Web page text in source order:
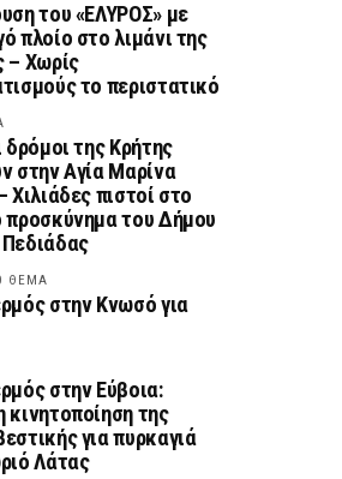
του «ΕΛΥΡΟΣ» με
πλοίο στο λιμάνι της
– Χωρίς
το περιστατικό
δρόμοι της Κρήτης
στην Αγία Μαρίνα
Χιλιάδες πιστοί στο
προσκύνημα του Δήμου
ΘΕΜΑ
στην Κνωσό για
στην Εύβοια:
κινητοποίηση της
για πυρκαγιά
Λάτας